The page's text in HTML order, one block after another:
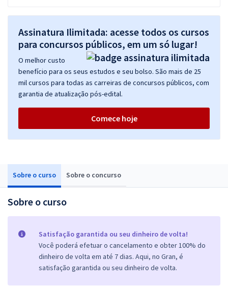
Sobre o curso Sobre o concurso
Sobre o curso
Satisfação garantida ou seu dinheiro de volta!
Você poderá efetuar o cancelamento e obter 100% do
dinheiro de volta em até 7 dias. Aqui, no Gran, é
satisfação garantida ou seu dinheiro de volta.
Assinatura Ilimitada: acesse todos os cursos
para concursos públicos, em um só lugar!
O melhor custo
benefício para os seus estudos e seu bolso. São mais de 25
mil cursos para todas as carreiras de concursos públicos, com
garantia de atualização pós-edital.
Comece hoje